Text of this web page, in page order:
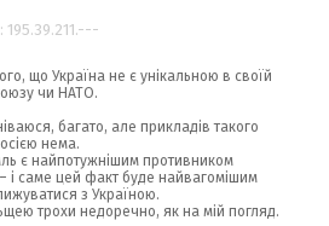
195.39.211.---
що Україна не є унікальною в своїй
чи НАТО.
багато, але прикладів такого
нема.
є найпотужнішим противником
– і саме цей факт буде найвагомішим
з Україною.
трохи недоречно, як на мій погляд.